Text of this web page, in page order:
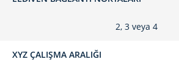
2, 3 veya 4
XYZ ÇALIŞMA ARALIĞI